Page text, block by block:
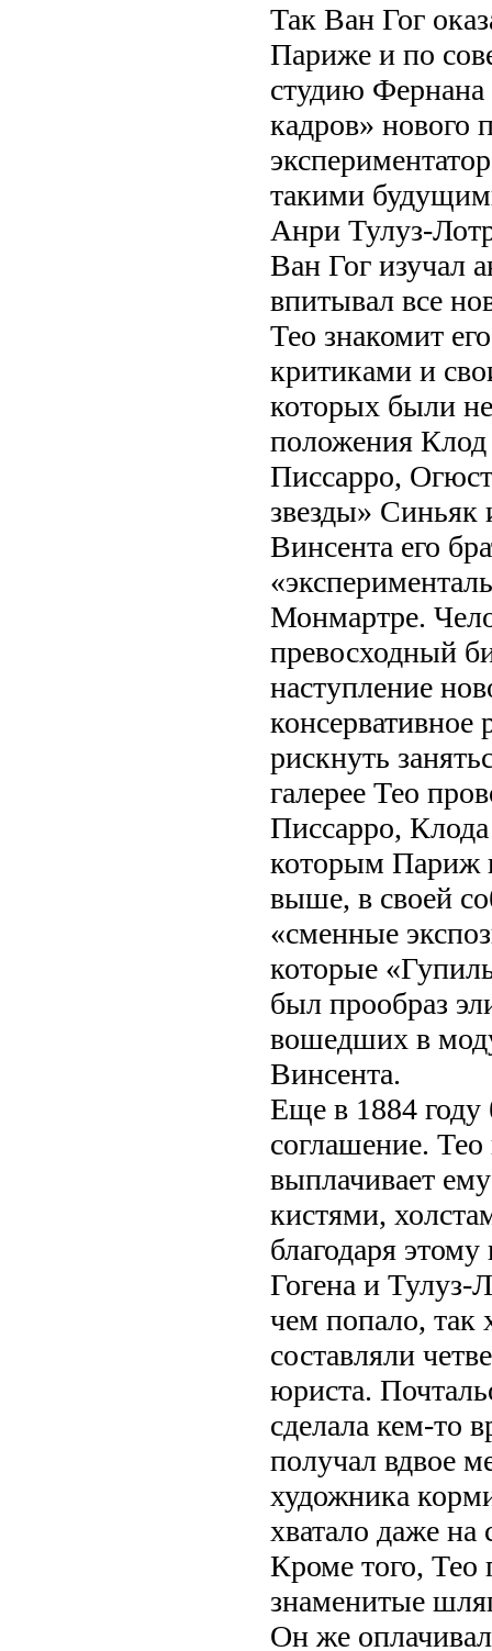
Так Ван Гог
Париже и по
студию
кадров» нового
такими
Анри Тулуз-
Ван Гог изучал
впитывал все
Тео знакомит
критиками и
которых были
положения
Писсарро,
звезды» Синьяк
Винсента его
Монмартре.
превосходный
наступление
консервативное
рискнуть
галерее Тео
Писсарро,
которым Париж
выше, в своей
«сменные
которые
был прообраз
вошедших в
Винсента.
Еще в 1884 году
соглашение.
выплачивает
кистями,
благодаря
Гогена и Тулуз-
чем попало, так
составляли
юриста.
сделала кем-то
получал вдвое
художника
хватало даже на
Кроме того, Тео
знаменитые
Он же